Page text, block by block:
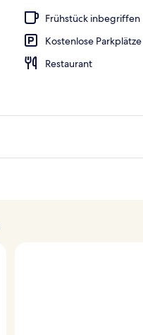
Frühstück inbegriffen
Kostenlose Parkplätze
Restaurant